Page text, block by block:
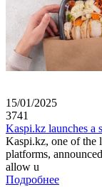
15/01/2025
3741
Kaspi.kz launches a
Kaspi.kz, one of the
platforms,
allow u
Подробнее